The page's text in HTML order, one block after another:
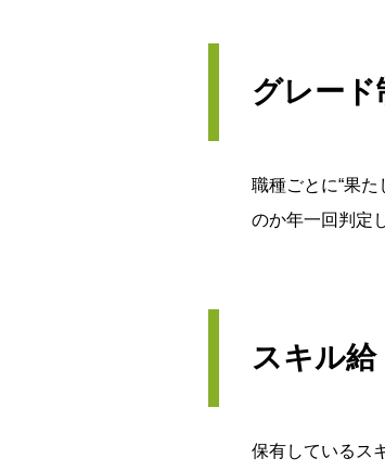
グレード
職種ごとに“果
のか年一回判定
スキル給
保有しているス